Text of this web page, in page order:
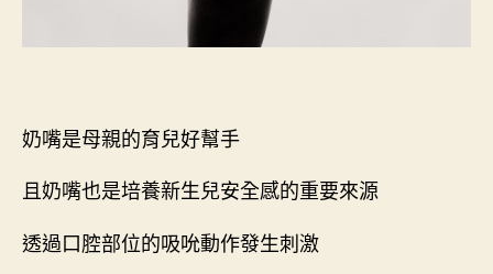
奶嘴是母親的育兒好幫手
且奶嘴也是培養新生兒安全感的重要來源
透過口腔部位的吸吮動作發生刺激